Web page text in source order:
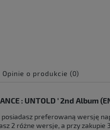
nie zawiera ewentualnych
Opinie o produkcie (0)
: UNTOLD ' 2nd Album
preferowaną wersję
2 różne wersje, a przy zakupie